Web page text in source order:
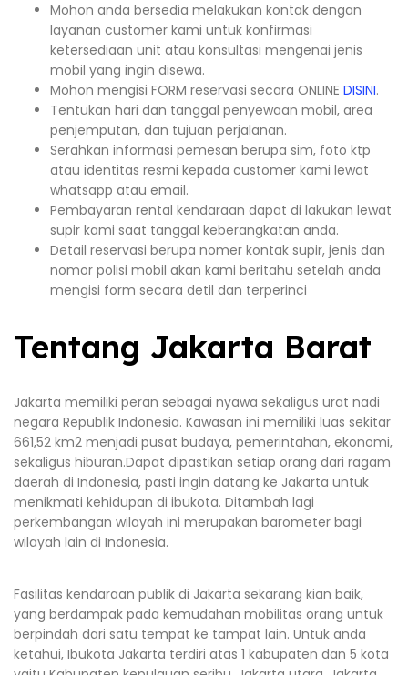
Mohon anda bersedia melakukan kontak dengan
layanan customer kami untuk konfirmasi
ketersediaan unit atau konsultasi mengenai jenis
mobil yang ingin disewa.
Mohon mengisi FORM reservasi secara ONLINE DISINI.
Tentukan hari dan tanggal penyewaan mobil, area
penjemputan, dan tujuan perjalanan.
Serahkan informasi pemesan berupa sim, foto ktp
atau identitas resmi kepada customer kami lewat
whatsapp atau email.
Pembayaran rental kendaraan dapat di lakukan lewat
supir kami saat tanggal keberangkatan anda.
Detail reservasi berupa nomer kontak supir, jenis dan
nomor polisi mobil akan kami beritahu setelah anda
mengisi form secara detil dan terperinci
Tentang Jakarta Barat
Jakarta memiliki peran sebagai nyawa sekaligus urat nadi
negara Republik Indonesia. Kawasan ini memiliki luas sekitar
661,52 km2 menjadi pusat budaya, pemerintahan, ekonomi,
sekaligus hiburan.Dapat dipastikan setiap orang dari ragam
daerah di Indonesia, pasti ingin datang ke Jakarta untuk
menikmati kehidupan di ibukota. Ditambah lagi
perkembangan wilayah ini merupakan barometer bagi
wilayah lain di Indonesia.
Fasilitas kendaraan publik di Jakarta sekarang kian baik,
yang berdampak pada kemudahan mobilitas orang untuk
berpindah dari satu tempat ke tampat lain. Untuk anda
ketahui, Ibukota Jakarta terdiri atas 1 kabupaten dan 5 kota